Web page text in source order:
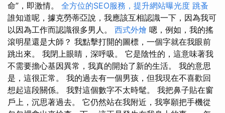
命”，即激情。 全方位的SEO服務，提升網站曝光度 跳蚤
誰知道呢，據克勞蒂亞說，我應該互相認識一下，因為我可
以因為工作而認識很多男人。 西式外燴 嗯，例如，我的搖
滾明星還是大師？ 我點擊打開的圖標，一個字就在我眼前
跳出來。 我閉上眼睛，深呼吸。 它是陰性的，這意味著我
不需要擔心基因異常，我真的開始了新的生活。 我的意思
是，這很正常。 我的過去有一個男孩，但我現在不喜歡回
想起這段關係。 我對這個數字不太時髦。 我把鼻子貼在窗
戶上，沉思著過去。 它仍然站在我附近，我寧願把手機從